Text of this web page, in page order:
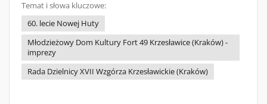
Temat i słowa kluczowe:
60. lecie Nowej Huty
Młodzieżowy Dom Kultury Fort 49 Krzesławice (Kraków) -
imprezy
Rada Dzielnicy XVII Wzgórza Krzesławickie (Kraków)